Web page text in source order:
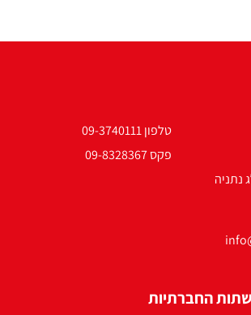
נתניה
טלפון 09-3740111
פקס 09-8328367
החברתיות